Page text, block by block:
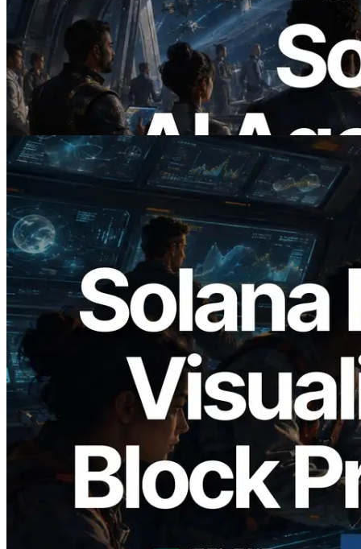
ERPC x402 destekli Solana RPC'yi
yayınladı — AI agent'ların ihtiyaç
duydukları API'ler için anında ödeme
yaptığı dönem
Bu makaleyi oku
2026.05.24
Validators Solutions, Solana Block
Analyzer'ı Yayınladı — Slot Başına Blok
Üretim Süresi ve Görevli Doğrulayıcı
Görselleştirmesi
Bu makaleyi oku